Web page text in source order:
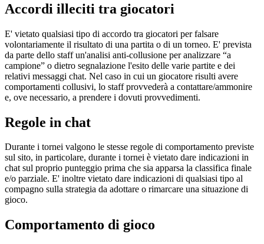
Accordi illeciti tra giocatori
E' vietato qualsiasi tipo di accordo tra giocatori per falsare
volontariamente il risultato di una partita o di un torneo. E' prevista
da parte dello staff un'analisi anti-collusione per analizzare “a
campione” o dietro segnalazione l'esito delle varie partite e dei
relativi messaggi chat. Nel caso in cui un giocatore risulti avere
comportamenti collusivi, lo staff provvederà a contattare/ammonire
e, ove necessario, a prendere i dovuti provvedimenti.
Regole in chat
Durante i tornei valgono le stesse regole di comportamento previste
sul sito, in particolare, durante i tornei è vietato dare indicazioni in
chat sul proprio punteggio prima che sia apparsa la classifica finale
e/o parziale. E' inoltre vietato dare indicazioni di qualsiasi tipo al
compagno sulla strategia da adottare o rimarcare una situazione di
gioco.
Comportamento di gioco